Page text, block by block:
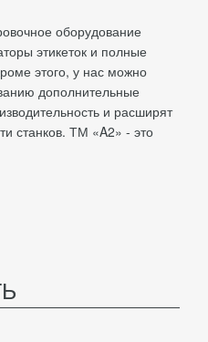
оборудование
этикеток и полные
этого, у нас можно
дополнительные
и расширят
станков. ТМ «A2» - это